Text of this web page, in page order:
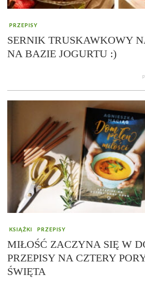
PRZEPISY
SERNIK TRUSKAWKOWY
NA BAZIE JOGURTU :)
KSIĄŻKI PRZEPISY
MIŁOŚĆ ZACZYNA SIĘ W
PRZEPISY NA CZTERY
ŚWIĘTA